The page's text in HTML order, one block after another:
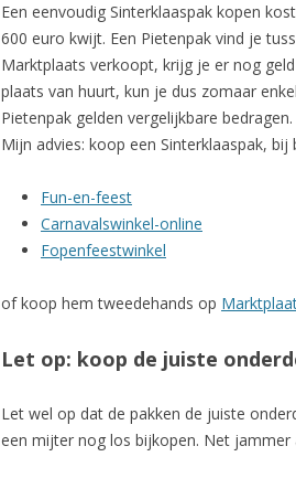
Een eenvoudig Sinterklaaspak kopen
600 euro kwijt. Een Pietenpak vind je
Marktplaats verkoopt, krijg je er nog
plaats van huurt, kun je dus zomaar
Pietenpak gelden vergelijkbare bedragen.
Mijn advies: koop een Sinterklaaspak, bij
Fun-en-feest
Carnavalswinkel-online
Fopenfeestwinkel
of koop hem tweedehands op
Let op: koop de juiste
Let wel op dat de pakken de juiste
een mijter nog los bijkopen. Net